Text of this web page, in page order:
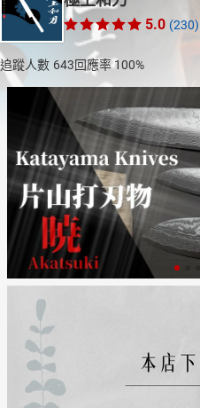
女裝 男裝
日本購物 電子/紙本書
HOT
5.0 (230)
追蹤人數 643回應率 100%